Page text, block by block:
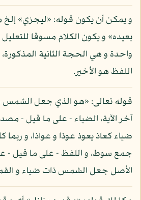
و يمكن أن يكون قوله: «ليجزي» إلخ
يعيده» و يكون الكلام مسوقا
واحدة و هي الحجة الثانية
اللفظ هو الأخير.
قوله تعالى: «هو الذي جعل الشمس
آخر الآية، الضياء - على ما قيل -
ضياء كعاذ يعوذ عوذا و عواذا، و
جمع سوط، و اللفظ - على ما قيل -
الأصل جعل الشمس ذات ضياء و